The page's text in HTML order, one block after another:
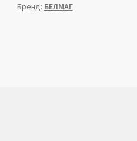
Бренд: БЕЛМАГ